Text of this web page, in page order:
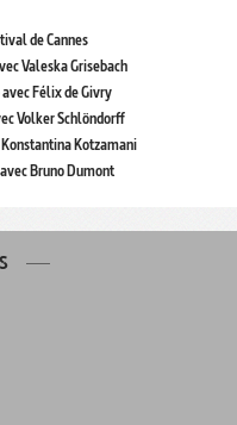
de Cannes
Valeska Grisebach
Félix de Givry
Volker Schlöndorff
Kotzamani
Bruno Dumont